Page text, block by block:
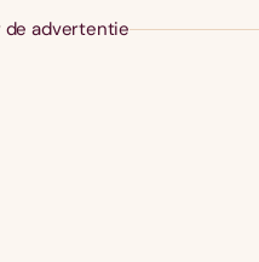
de advertentie